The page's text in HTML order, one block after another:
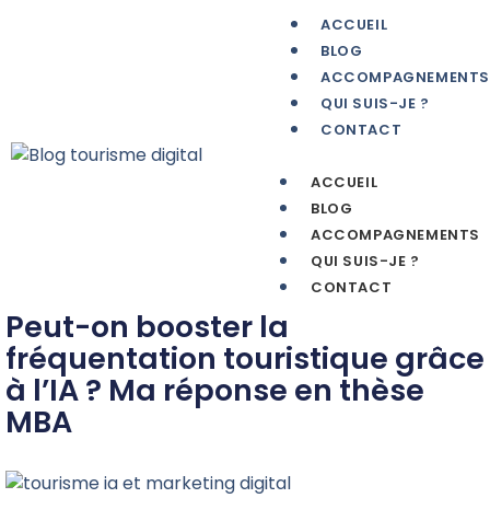
ACCUEIL
BLOG
ACCOMPAGNEMENTS
QUI SUIS-JE ?
CONTACT
ACCUEIL
BLOG
ACCOMPAGNEMENTS
QUI SUIS-JE ?
CONTACT
Peut-on booster la
fréquentation touristique grâce
à l’IA ? Ma réponse en thèse
MBA